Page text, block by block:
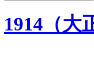
1914（大